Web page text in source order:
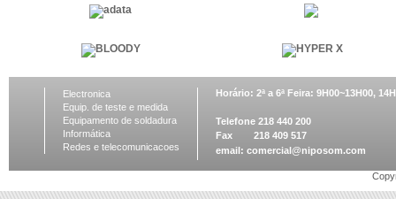
Electronica
Equip. de teste e medida
Equipamento de soldadura
Informática
Redes e telecomunicacoes
Horário: 2ª a 6ª Feira: 9H00~13H00,
Telefone 218 440 200
Fax 218 409 517
email: comercial@niposom.com